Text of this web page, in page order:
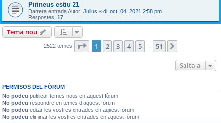
Pirineus estiu 21
Darrera entrada Autor: Julius « dl. oct. 04, 2021 2:58 pm
Respostes: 17
Tema nou
2522 temes Pàgina de 51
1 2 3 4 5 51
Salta a
PERMISOS DEL FÒRUM
No podeu publicar temes nous en aquest fòrum
No podeu respondre en temes d’aquest fòrum
No podeu editar les vostres entrades en aquest fòrum
No podeu eliminar les vostres entrades en aquest fòrum